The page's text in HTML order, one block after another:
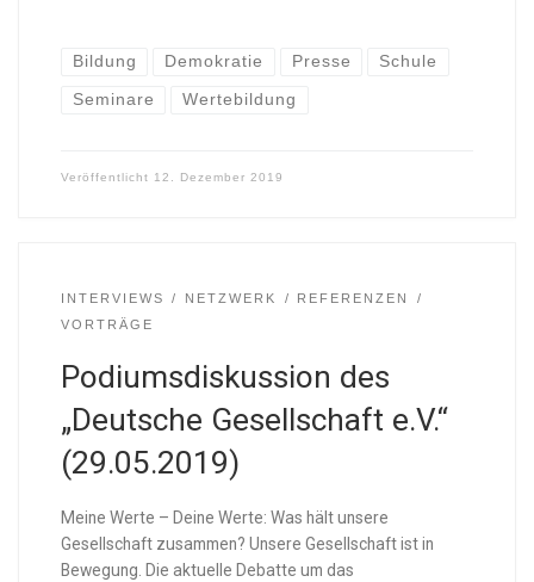
Bildung Demokratie Presse Schule
Seminare Wertebildung
Veröffentlicht 12. Dezember 2019
INTERVIEWS NETZWERK
REFERENZEN
VORTRÄGE
Podiumsdiskussion des
„Deutsche Gesellschaft e.V.“
(29.05.2019)
Meine Werte – Deine Werte: Was hält unsere
Gesellschaft zusammen? Unsere Gesellschaft ist in
Bewegung. Die aktuelle Debatte um das